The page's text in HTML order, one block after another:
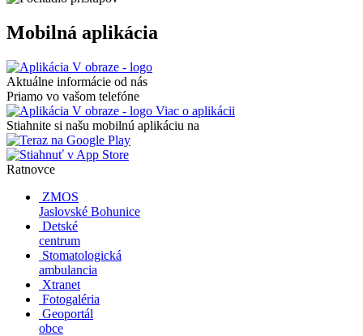
Mobilná aplikácia
Aktuálne informácie od nás
Priamo vo vašom telefóne
Viac o aplikácii
Stiahnite si našu mobilnú aplikáciu na
Ratnovce
ZMOS
Jaslovské Bohunice
Detské
centrum
Stomatologická
ambulancia
Xtranet
Fotogaléria
Geoportál
obce